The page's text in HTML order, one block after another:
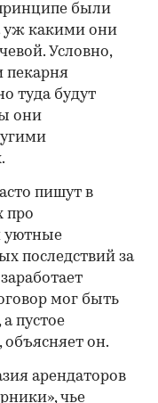
были
уж какими они
Условно,
пекарня
туда будут
они
пишут в
про
уютные
последствий за
мог быть
пустое
он.
арендаторов
чье